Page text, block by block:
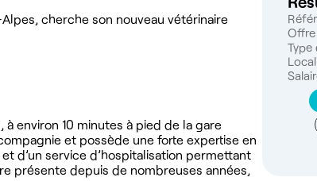
cherche son nouveau vétérinaire
environ 10 minutes à pied de la gare
et possède une forte expertise en
d’un service d’hospitalisation permettant
présente depuis de nombreuses années,
Offre
Type